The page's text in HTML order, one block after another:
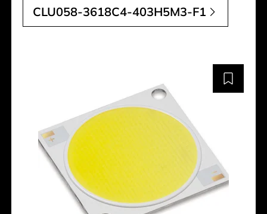
CLU058-3618C4-403H5M3-F1